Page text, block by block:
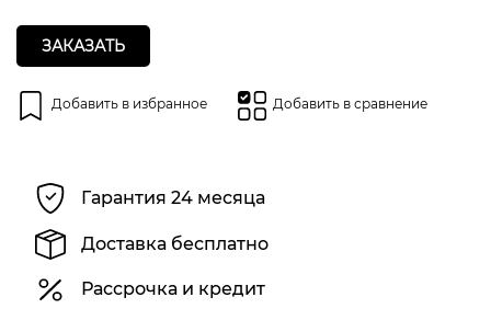
ЗАКАЗАТЬ
Добавить в избранное Добавить в сравнение
Гарантия 24 месяца
Доставка бесплатно
Рассрочка и кредит